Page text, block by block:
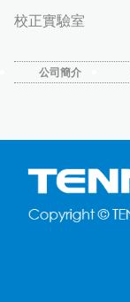
校正實驗室
公司簡介